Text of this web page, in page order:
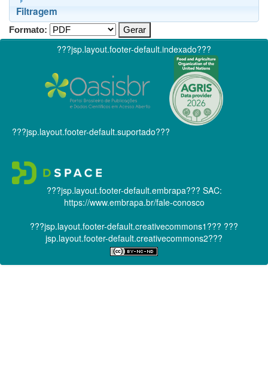
Filtragem
Formato:
???jsp.layout.footer-default.indexado???
???jsp.layout.footer-default.suportado???
???jsp.layout.footer-default.embrapa??? SAC:
https://www.embrapa.br/fale-conosco
???jsp.layout.footer-default.creativecommons1??? ???
jsp.layout.footer-default.creativecommons2???